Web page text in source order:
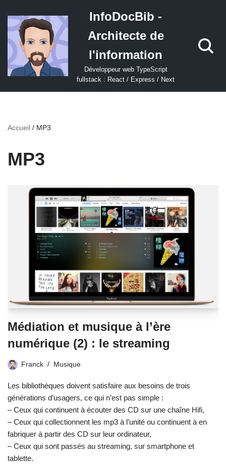
Aller
au
contenu
InfoDocBib -
Architecte de
l'information
Développeur web TypeScript
fullstack : React / Express / Next
Accueil / MP3
MP3
Médiation et musique à l’ère
numérique (2) : le streaming
Franck Musique
Les bibliothèques doivent satisfaire aux besoins de trois
générations d’usagers, ce qui n’est pas simple :
– Ceux qui continuent à écouter des CD sur une chaîne Hifi,
– Ceux qui collectionnent les mp3 à l’unité ou continuent à en
fabriquer à partir des CD sur leur ordinateur,
– Ceux qui sont passés au streaming, sur smartphone et
tablette.